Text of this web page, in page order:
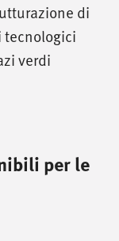
di
tecnologici
verdi
per le